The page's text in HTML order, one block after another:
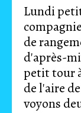
Lundi
de
d'après-
petit tour
de l'aire
voyons